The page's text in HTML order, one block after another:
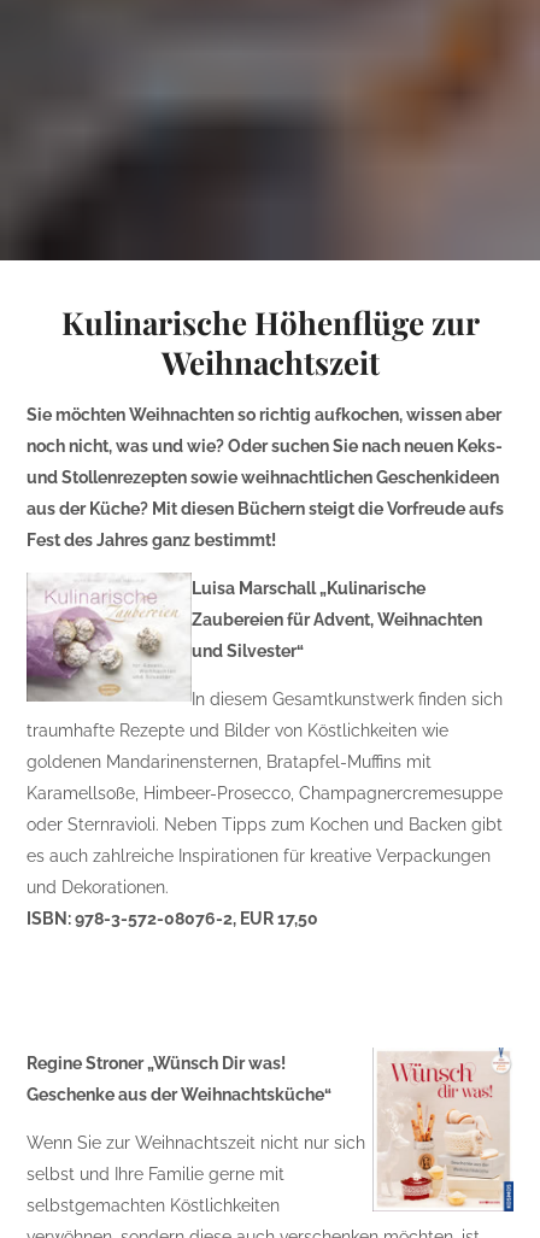
Kulinarische Höhenflüge zur
Weihnachtszeit
Sie möchten Weihnachten so richtig aufkochen, wissen aber
noch nicht, was und wie? Oder suchen Sie nach neuen Keks-
und Stollenrezepten sowie weihnachtlichen Geschenkideen
aus der Küche? Mit diesen Büchern steigt die Vorfreude aufs
Fest des Jahres ganz bestimmt!
Luisa Marschall „Kulinarische
Zaubereien für Advent, Weihnachten
und Silvester“
In diesem Gesamtkunstwerk finden sich
traumhafte Rezepte und Bilder von Köstlichkeiten wie
goldenen Mandarinensternen, Bratapfel-Muffins mit
Karamellsoße, Himbeer-Prosecco, Champagnercremesuppe
oder Sternravioli. Neben Tipps zum Kochen und Backen gibt
es auch zahlreiche Inspirationen für kreative Verpackungen
und Dekorationen.
ISBN: 978-3-572-08076-2, EUR 17,50
Regine Stroner „Wünsch Dir was!
Geschenke aus der Weihnachtsküche“
Wenn Sie zur Weihnachtszeit nicht nur sich
selbst und Ihre Familie gerne mit
selbstgemachten Köstlichkeiten